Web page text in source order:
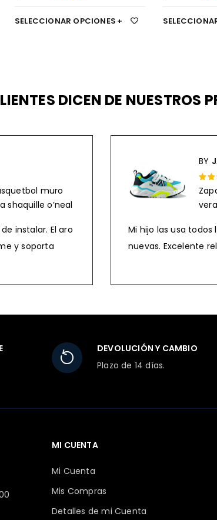
SELECCIONAR OPCIONES
DICEN DE NUESTROS
muro
shaquille o’neal
instalar. El aro
y soporta
BY
of 5
Mi hijo las usa
nuevas. Excelente
DEVOLUCIÓN Y CAMBIO
Plazo de 14 días.
MI CUENTA
Mi Cuenta
Mis Compras
Detalles de mi Cuenta